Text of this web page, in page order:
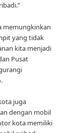
memungkinkan
yang tidak
kita menjadi
Pusat
juga
dengan mobil
kota memiliki